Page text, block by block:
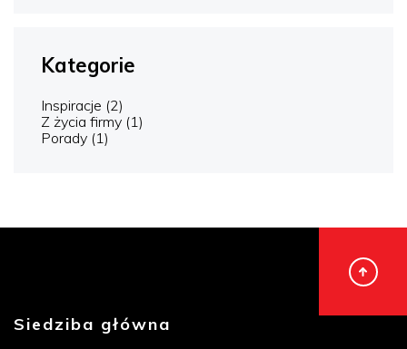
Kategorie
Inspiracje (2)
Z życia firmy (1)
Porady (1)
Siedziba główna